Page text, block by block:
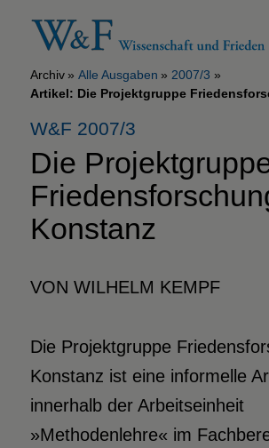
Archiv Alle Ausgaben
2007/3
Artikel: Die Projektgruppe
W&F 2007/3
Die
Konstanz
VON WILHELM KEMPF
Die Projektgruppe
Konstanz ist eine informelle
innerhalb der Arbeitseinheit
»Methodenlehre« im